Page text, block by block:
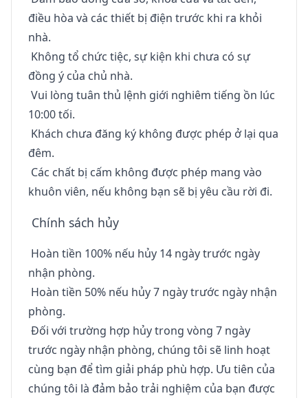
điều hòa và các thiết bị điện trước khi ra khỏi
nhà.
Không tổ chức tiệc, sự kiện khi chưa có sự
đồng ý của chủ nhà.
Vui lòng tuân thủ lệnh giới nghiêm tiếng ồn lúc
10:00 tối.
Khách chưa đăng ký không được phép ở lại qua
đêm.
Các chất bị cấm không được phép mang vào
khuôn viên, nếu không bạn sẽ bị yêu cầu rời đi.
Chính sách hủy
Hoàn tiền 100% nếu hủy 14 ngày trước ngày
nhận phòng.
Hoàn tiền 50% nếu hủy 7 ngày trước ngày nhận
phòng.
Đối với trường hợp hủy trong vòng 7 ngày
trước ngày nhận phòng, chúng tôi sẽ linh hoạt
cùng bạn để tìm giải pháp phù hợp. Ưu tiên của
chúng tôi là đảm bảo trải nghiệm của bạn được